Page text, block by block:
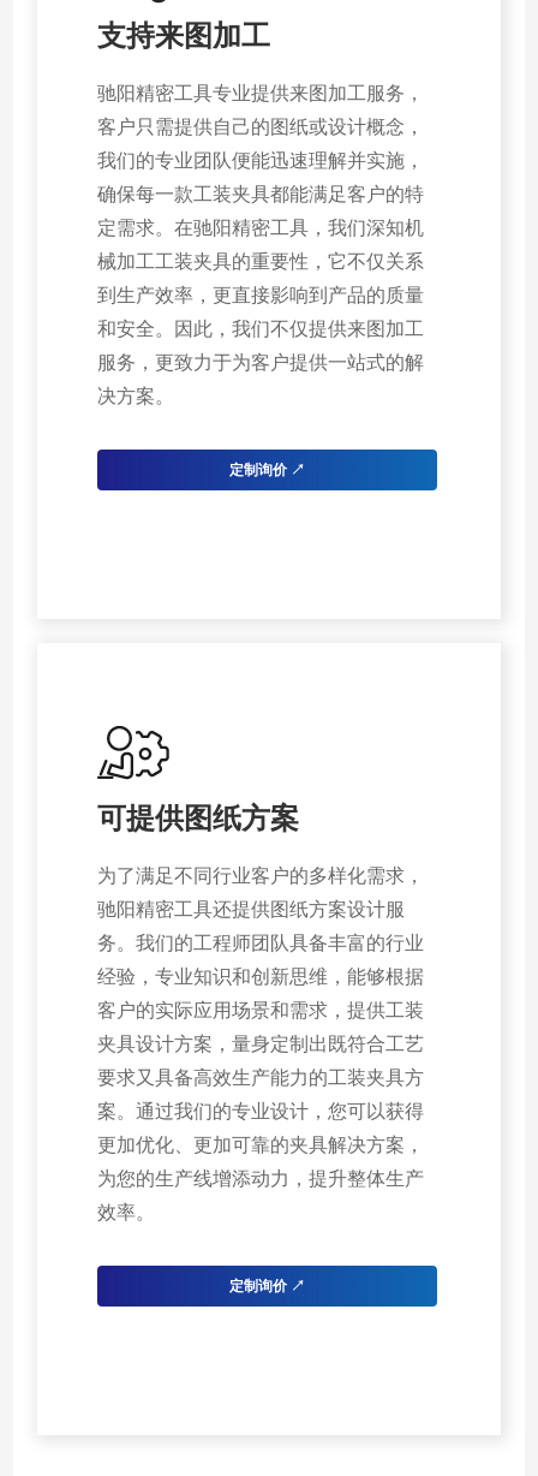
支持来图加工
驰阳精密工具专业提供来图加工服务，
客户只需提供自己的图纸或设计概念，
我们的专业团队便能迅速理解并实施，
确保每一款工装夹具都能满足客户的特
定需求。在驰阳精密工具，我们深知机
械加工工装夹具的重要性，它不仅关系
到生产效率，更直接影响到产品的质量
和安全。因此，我们不仅提供来图加工
服务，更致力于为客户提供一站式的解
决方案。
定制询价 ↗
可提供图纸方案
为了满足不同行业客户的多样化需求，
驰阳精密工具还提供图纸方案设计服
务。我们的工程师团队具备丰富的行业
经验，专业知识和创新思维，能够根据
客户的实际应用场景和需求，提供工装
夹具设计方案，量身定制出既符合工艺
要求又具备高效生产能力的工装夹具方
案。通过我们的专业设计，您可以获得
更加优化、更加可靠的夹具解决方案，
为您的生产线增添动力，提升整体生产
效率。
定制询价 ↗